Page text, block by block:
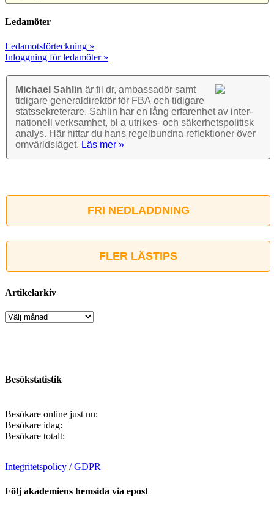
Ledamöter
Ledamotsförteckning »
Inloggning för ledamöter »
Michael Sahlin är fil dr, ambassadör samt
tidigare general­direktör för FBA och tidigare
stats­sekre­terare. Sahlin har en lång erfarenhet av inter­
nationell verk­samhet, bl a utrikes- och säkerhets­politisk
analys. Här hittar du hans regel­bundna reflek­tioner över
omvärlds­läget. Läs mer »
FRI NEDLADDNING
FLER LÄSTIPS
Artikelarkiv
Artikelarkiv
Besökstatistik
Besökare online just nu:
Besökare idag:
Besökare totalt:
Integritetspolicy / GDPR
Följ akademiens hemsida via epost